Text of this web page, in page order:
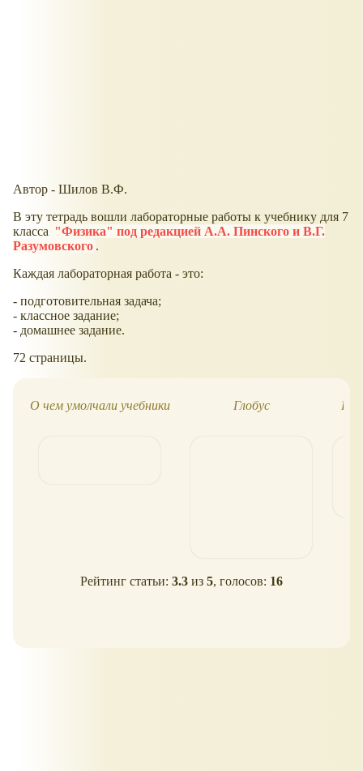
Автор - Шилов В.Ф.
В эту тетрадь вошли лабораторные работы к учебнику для 7
класса "Физика" под редакцией А.А. Пинского и В.Г.
Разумовского .
Каждая лабораторная работа - это:
- подготовительная задача;
- классное задание;
- домашнее задание.
72 страницы.
О чем умолчали учебники Глобус
Рейтинг статьи: 3.3 из 5, голосов: 16